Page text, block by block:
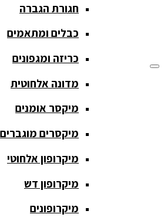
ציוד הגברה
Outlet Sale
חגורת הגברה
כבלים
ומתאמים
חגורת הגברה
כבלים ומתאמים
כריזה ומגפונים
מדונה אלחוטית
מיקסר אומנים
מיקסרים מוגברים
מיקרופון אלחוטי
מיקרופון דש
מיקרופונים